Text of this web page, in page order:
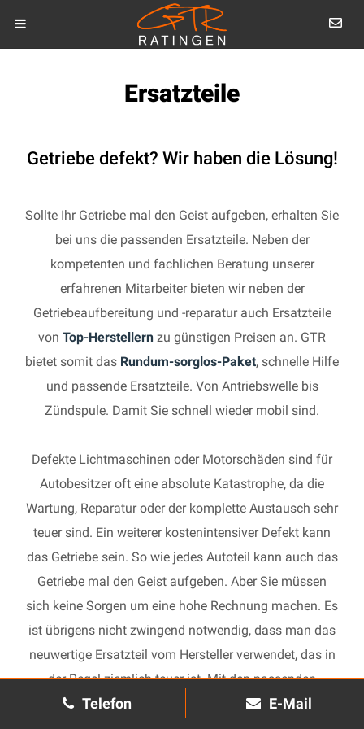
Telefon E-Mail
Ersatzteile
Getriebe defekt? Wir haben die Lösung!
Sollte Ihr Getriebe mal den Geist aufgeben, erhalten Sie
bei uns die passenden Ersatzteile. Neben der
kompetenten und fachlichen Beratung unserer
erfahrenen Mitarbeiter bieten wir neben der
Getriebeaufbereitung und -reparatur auch Ersatzteile
von Top-Herstellern zu günstigen Preisen an. GTR
bietet somit das Rundum-sorglos-Paket, schnelle Hilfe
und passende Ersatzteile. Von Antriebswelle bis
Zündspule. Damit Sie schnell wieder mobil sind.
Defekte Lichtmaschinen oder Motorschäden sind für
Autobesitzer oft eine absolute Katastrophe, da die
Wartung, Reparatur oder der komplette Austausch sehr
teuer sind. Ein weiterer kostenintensiver Defekt kann
das Getriebe sein. So wie jedes Autoteil kann auch das
Getriebe mal den Geist aufgeben. Aber Sie müssen
sich keine Sorgen um eine hohe Rechnung machen. Es
ist übrigens nicht zwingend notwendig, dass man das
neuwertige Ersatzteil vom Hersteller verwendet, das in
der Regel ziemlich teuer ist. Mit den passenden
Ersatzteilen kann jedes gebrauchte Getriebe schnell